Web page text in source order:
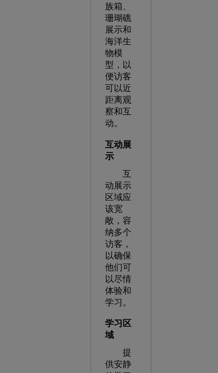
族箱、
珊瑚礁
展示和
海洋生
物模
型，以
便访客
可以近
距离观
察和互
动。
互动展
示
互
动展示
区域应
该宽
敞，容
纳多个
访客，
以确保
他们可
以尽情
体验和
学习。
学习区
域
提
供安静